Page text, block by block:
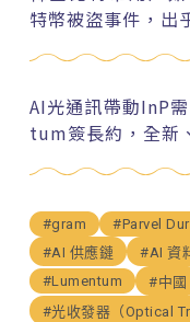
特幣被盜事件，出
AI光通訊帶動InP
tum簽長約，全新
#gram #Parvel
#AI 供應鏈
#AI 資
#Lumentum
#中國
#光收發器（Optical